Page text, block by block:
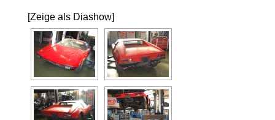
[Zeige als Diashow]